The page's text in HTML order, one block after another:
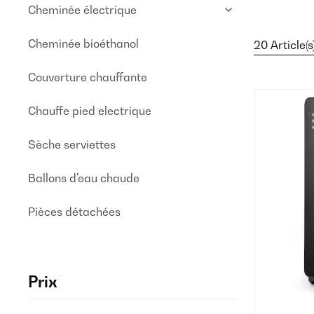
Cheminée électrique
Cheminée bioéthanol
Couverture chauffante
Chauffe pied electrique
Sèche serviettes
Ballons d'eau chaude
Pièces détachées
Prix
20